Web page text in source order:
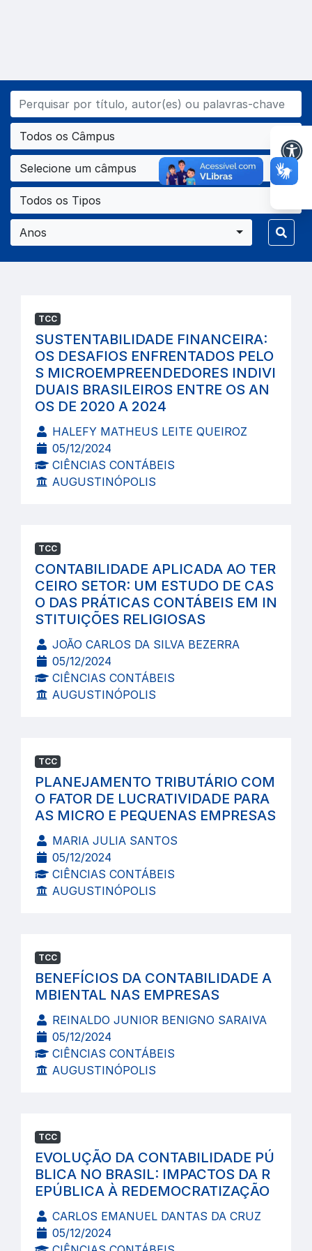
Todos os Câmpus
Selecione um câmpus
Todos os Tipos
Anos
TCC
SUSTENTABILIDADE FINANCEIRA:
OS DESAFIOS ENFRENTADOS PELO
S MICROEMPREENDEDORES INDIVI
DUAIS BRASILEIROS ENTRE OS AN
OS DE 2020 A 2024
HALEFY MATHEUS LEITE QUEIROZ
05/12/2024
CIÊNCIAS CONTÁBEIS
AUGUSTINÓPOLIS
TCC
CONTABILIDADE APLICADA AO TER
CEIRO SETOR: UM ESTUDO DE CAS
O DAS PRÁTICAS CONTÁBEIS EM IN
STITUIÇÕES RELIGIOSAS
JOÃO CARLOS DA SILVA BEZERRA
05/12/2024
CIÊNCIAS CONTÁBEIS
AUGUSTINÓPOLIS
TCC
PLANEJAMENTO TRIBUTÁRIO COM
O FATOR DE LUCRATIVIDADE PARA
AS MICRO E PEQUENAS EMPRESAS
MARIA JULIA SANTOS
05/12/2024
CIÊNCIAS CONTÁBEIS
AUGUSTINÓPOLIS
TCC
BENEFÍCIOS DA CONTABILIDADE A
MBIENTAL NAS EMPRESAS
REINALDO JUNIOR BENIGNO SARAIVA
05/12/2024
CIÊNCIAS CONTÁBEIS
AUGUSTINÓPOLIS
TCC
EVOLUÇÃO DA CONTABILIDADE PÚ
BLICA NO BRASIL: IMPACTOS DA R
EPÚBLICA À REDEMOCRATIZAÇÃO
CARLOS EMANUEL DANTAS DA CRUZ
05/12/2024